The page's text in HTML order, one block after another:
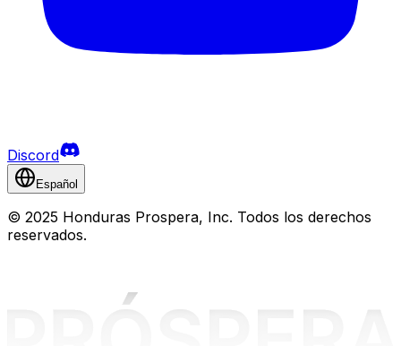
Discord
Español
© 2025 Honduras Prospera, Inc. Todos los derechos
reservados.